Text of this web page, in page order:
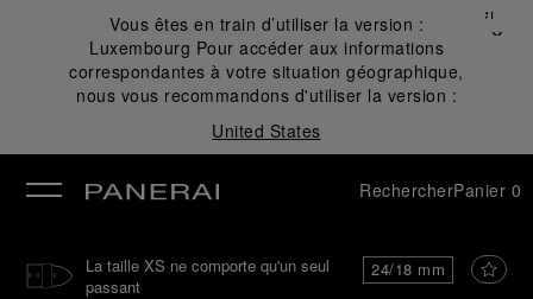
Vous êtes en train d’utiliser la version :
Luxembourg Pour accéder aux informations
correspondantes à votre situation géographique,
nous vous recommandons d'utiliser la version :
United States
Fermer
✕
RechercherPanier 0
24/18 mm
La taille XS ne comporte qu'un seul
passant